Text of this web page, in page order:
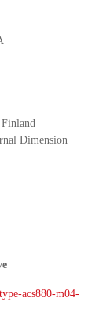
Dimension
acs880-m04-